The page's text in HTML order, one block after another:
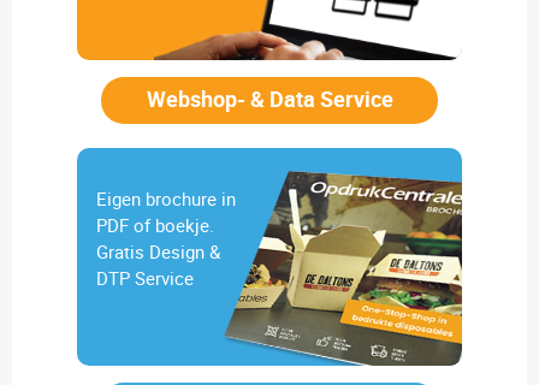
Webshop- & Data Service
Eigen brochure in
PDF of boekje.
Gratis Design &
DTP Service